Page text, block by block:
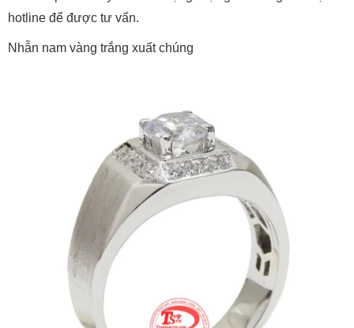
hotline để được tư vấn.
Nhẫn nam vàng trắng xuất chúng